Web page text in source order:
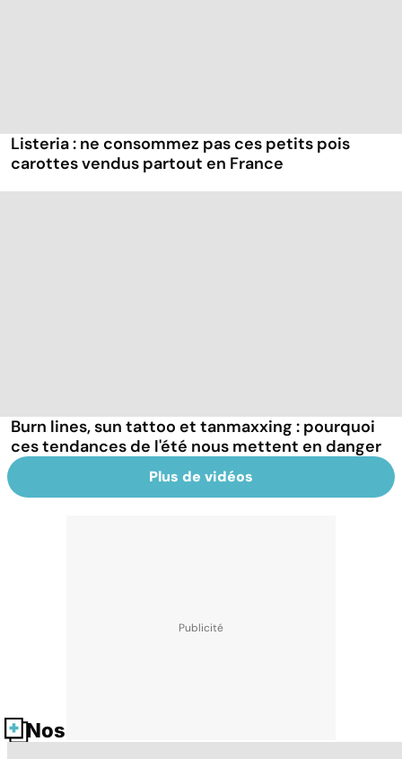
Listeria : ne consommez pas ces petits pois
carottes vendus partout en France
Burn lines, sun tattoo et tanmaxxing : pourquoi
ces tendances de l'été nous mettent en danger
Plus de vidéos
Nos fiches santé